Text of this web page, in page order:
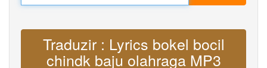
Traduzir : Lyrics bokel bocil
chindk baju olahraga MP3